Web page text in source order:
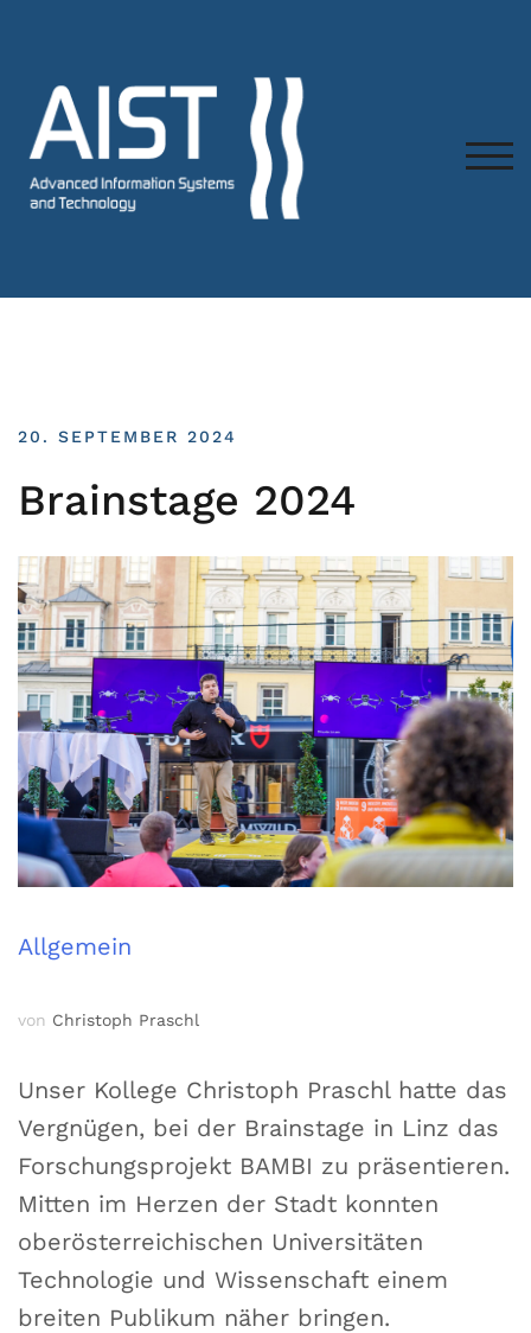
20. SEPTEMBER 2024
Brainstage 2024
Allgemein
von Christoph Praschl
Unser Kollege Christoph Praschl hatte das
Vergnügen, bei der Brainstage in Linz das
Forschungsprojekt BAMBI zu präsentieren.
Mitten im Herzen der Stadt konnten
oberösterreichischen Universitäten
Technologie und Wissenschaft einem
breiten Publikum näher bringen.